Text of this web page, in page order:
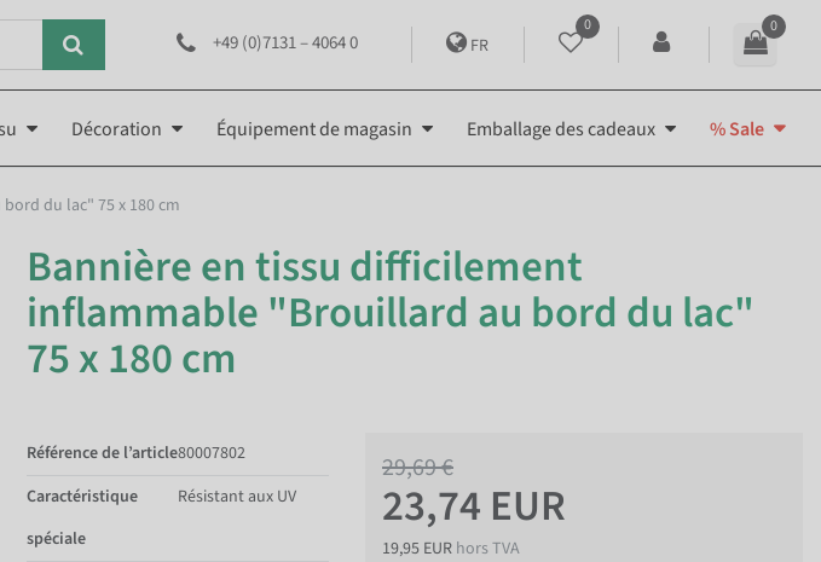
+49 (0)7131 – 4064 0 FR
0 0
Décoration Équipement de magasin Emballage des cadeaux % Sale
du lac" 75 x 180 cm
Bannière en tissu difficilement
inflammable "Brouillard au bord du lac"
75 x 180 cm
29,69 €
23,74 EUR
19,95 EUR hors TVA
Référence de l’article80007802
Caractéristique
spéciale
Résistant aux UV